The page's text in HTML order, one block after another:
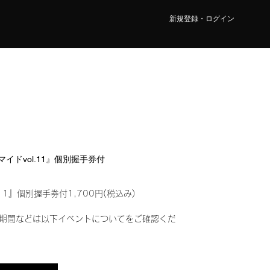
新規登録・ログイン
イドvol.11』個別握手券付
』個別握手券付1,700円(税込み)
間などは以下イベントについてをご確認くだ